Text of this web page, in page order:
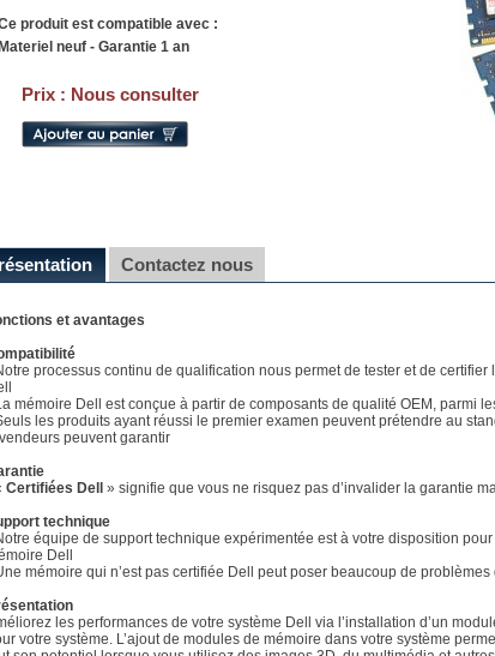
produit est compatible avec :
Materiel neuf - Garantie 1 an
Prix : Nous consulter
Contactez nous
et avantages
processus continu de qualification nous permet de tester et de
mémoire Dell est conçue à partir de composants de qualité OEM, parmi
les produits ayant réussi le premier examen peuvent prétendre au
peuvent garantir
Certifiées Dell » signifie que vous ne risquez pas d’invalider la garantie
technique
équipe de support technique expérimentée est à votre disposition
Dell
mémoire qui n’est pas certifiée Dell peut poser beaucoup de
les performances de votre système Dell via l’installation d’un
votre système. L’ajout de modules de mémoire dans votre système